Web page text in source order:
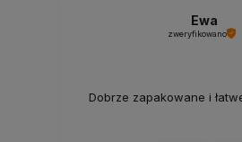
Ewa
zweryfikowano
Dobrze zapakowane i